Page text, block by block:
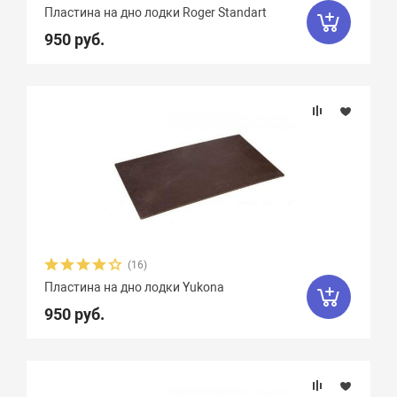
Пластина на дно лодки Roger Standart
950 руб.
(16)
Пластина на дно лодки Yukona
950 руб.